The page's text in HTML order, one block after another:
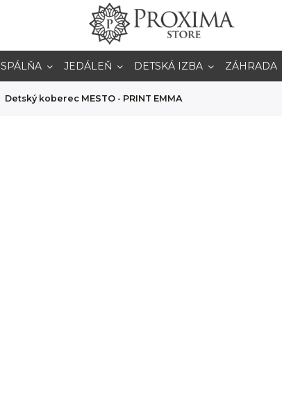
SPÁLŇA JEDÁLEŇ DETSKÁ IZBA ZÁHRADA
Detský koberec MESTO - PRINT EMMA